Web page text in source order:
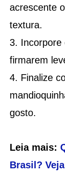
acrescente
textura.
Incorpore
firmarem
Finalize
gosto.
Leia mais:
Brasil?